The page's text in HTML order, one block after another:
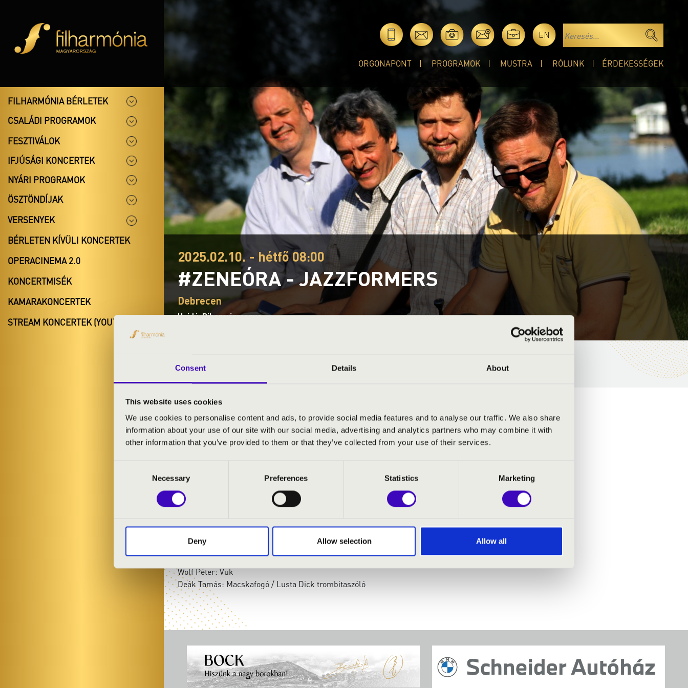
Consent Details About
This website uses cookies
We use cookies to personalise content and ads, to provide social media features and to analyse our traffic. We also share
information about your use of our site with our social media, advertising and analytics partners who may combine it with
other information that you’ve provided to them or that they’ve collected from your use of their services.
Necessary Preferences Statistics Marketing
Deny Allow selection Allow all
EN
ORGONAPONT PROGRAMOK MUSTRA RÓLUNK ÉRDEKESSÉGEK
FILHARMÓNIA BÉRLETEK
CSALÁDI PROGRAMOK
FESZTIVÁLOK
IFJÚSÁGI KONCERTEK
NYÁRI PROGRAMOK
ÖSZTÖNDÍJAK
VERSENYEK
BÉRLETEN KÍVÜLI KONCERTEK
OPERACINEMA 2.0
KONCERTMISÉK
KAMARAKONCERTEK
STREAM KONCERTEK (YOUTUBE)
2025.02.10. - hétfő 08:00
#ZENEÓRA - JAZZFORMERS
Debrecen
Hajdú-Bihar vármegye
BÉRLET- ÉS JEGYÁRAK
ELŐADÓK:
MŰSOR:
Miles Davis: Nardis
Lalo Schifrin: Mission Impossible
Wolf Péter: Vuk
Deák Tamás: Macskafogó / Lusta Dick trombitaszóló